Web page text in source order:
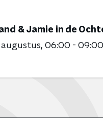
& Jamie in de
06:00 - 09:00